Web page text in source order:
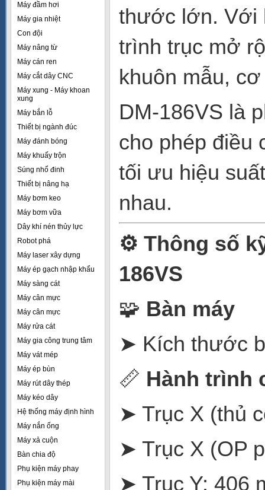
Máy đầm hơi
Máy gia nhiệt
Con đội
Máy nâng từ
Máy cán ren
Máy cắt dây CNC
Máy xung - Máy khoan
xung
Máy bắn lỗ
Thiết bị ngành đúc
Máy đánh bóng
Máy khuấy trộn
Súng nhổ đinh
Thiết bị nâng hạ
Máy bơm keo
Máy bơm vữa
Dây khí nén thủy lực
Robot phá
Máy laser xây dựng
Máy ép gạch nhập khẩu
Máy sàng cát
Máy cân mực
Máy cân mực
Máy rửa cát
Máy gia công trung tâm
Máy vát mép
Máy ép bùn
Máy rút dây thép
Máy kéo dây
Hệ thống máy định hình
Máy nắn ống
Máy xả cuộn
Bàn chia độ
Phụ kiện máy phay
Phụ kiện máy mài
thước lớn. Với
trình trục mở
khuôn mẫu,
DM-186VS là
cho phép điều
tối ưu hiệu
nhau.
⚙️ Thông số
186VS
🧩 Bàn máy
➤ Kích thước
📏 Hành trình
➤ Trục X (thủ
➤ Trục X (OP
➤ Trục Y: 406